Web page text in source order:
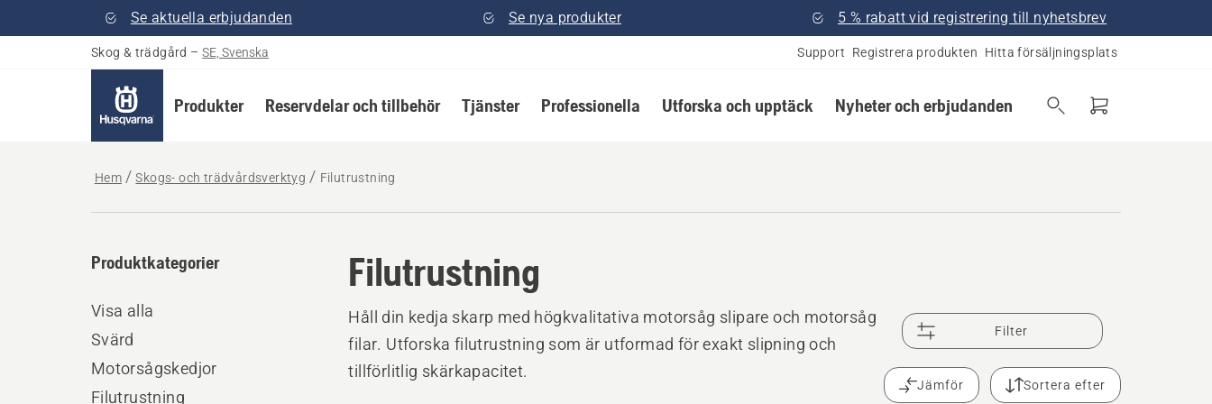
Se aktuella erbjudanden Se nya produkter 5 % rabatt vid registrering till nyhetsbrev
Skog & trädgård – SE, Svenska Support Registrera produkten Hitta försäljningsplats
Produkter Reservdelar och tillbehör Tjänster Professionella Utforska och upptäck Nyheter och erbjudanden
Hem Skogs- och trädvårdsverktyg Filutrustning
Filutrustning
Produktkategorier
Visa alla
Svärd
Motorsågskedjor
Filutrustning
Håll din kedja skarp med högkvalitativa motorsåg slipare och motorsåg
filar. Utforska filutrustning som är utformad för exakt slipning och
tillförlitlig skärkapacitet.
Filter
Jämför Sortera efter